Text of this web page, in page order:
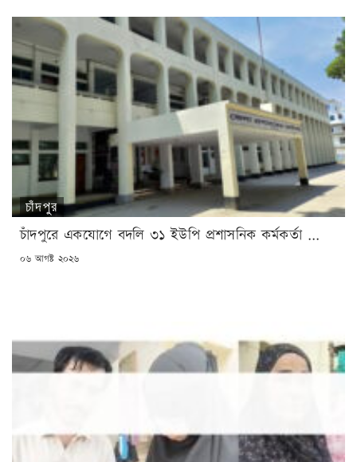
চাঁদপুর
চাঁদপুরে একযোগে বদলি ৩১ ইউপি প্রশাসনিক কর্মকর্তা ...
POSTED
০৬ আগষ্ট ২০২৬